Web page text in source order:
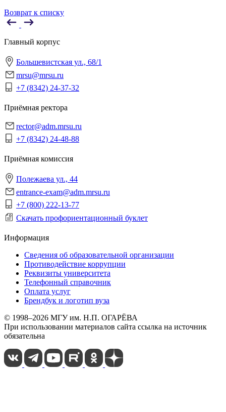
Возврат к списку
Главный корпус
Большевистская ул., 68/1
mrsu@mrsu.ru
+7 (8342) 24-37-32
Приёмная ректора
rector@adm.mrsu.ru
+7 (8342) 24-48-88
Приёмная комиссия
Полежаева ул., 44
entrance-exam@adm.mrsu.ru
+7 (800) 222-13-77
Скачать профориентационный буклет
Информация
Сведения об образовательной организации
Противодействие коррупции
Реквизиты университета
Телефонный справочник
Оплата услуг
Брендбук и логотип вуза
© 1998–2026 МГУ им. Н.П. ОГАРЁВА
При использовании материалов сайта ссылка на источник
обязательна